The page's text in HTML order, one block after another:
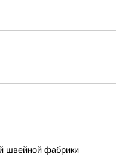
швейной фабрики